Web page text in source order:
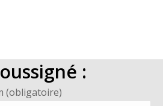
:
(obligatoire)